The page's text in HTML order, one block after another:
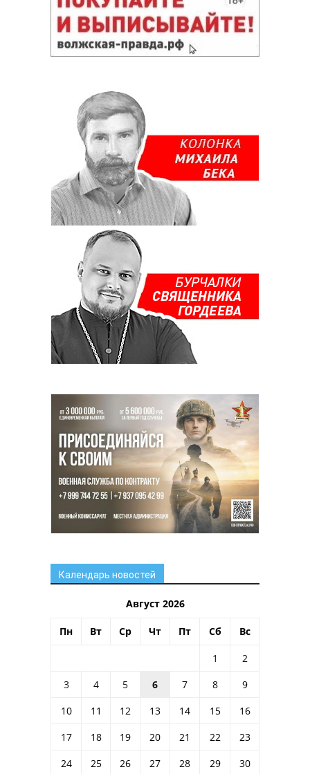
Календарь новостей
Август 2026
Пн Вт Ср Чт Пт Сб Вс
1
2
3
4 5 6 7 8
9
10
11 12 13 14 15
16
17
18 19 20 21 22
23
24
25 26 27 28 29
30